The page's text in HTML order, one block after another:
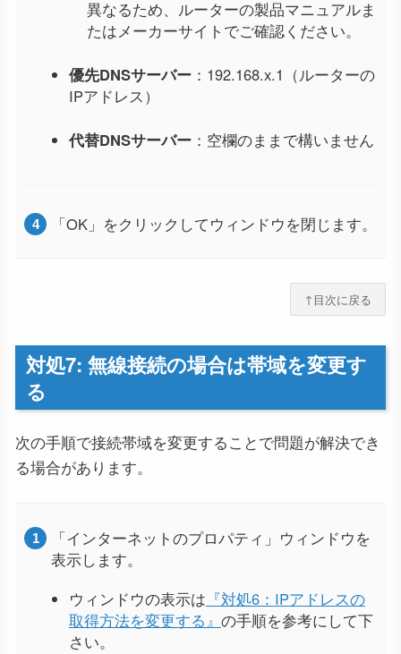
異なるため、ルーターの製品マニュアルま
たはメーカーサイトでご確認ください。
優先DNSサーバー ：192.168.x.1（ルーターの
IPアドレス）
代替DNSサーバー ：空欄のままで構いません
「OK」をクリックしてウィンドウを閉じます。
↑目次に戻る
対処7: 無線接続の場合は帯域を変更す
る
次の手順で接続帯域を変更することで問題が解決でき
る場合があります。
「インターネットのプロパティ」ウィンドウを
表示します。
ウィンドウの表示は 『対処6：IPアドレスの
取得方法を変更する』 の手順を参考にして下
さい。